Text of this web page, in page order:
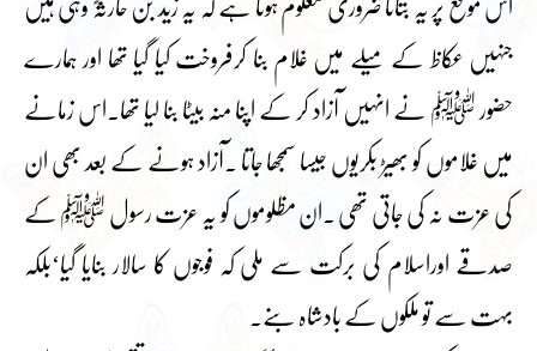
اس موقع پر یہ بتانا ضروری معلوم ہوتا ہے کہ یہ زید بن حارثہؓ وہی ہیں
جنہیں عکاظ کے میلے میں غلام بنا کرفروخت کیا گیا تھا اور ہمارے
حضور ﷺ نے انہیں آزاد کر کے اپنا منہ بیٹا بنا لیا تھا۔اس زمانے
میں غلاموں کو بھیڑ بکریوں جیسا سمجھا جاتا ۔آزاد ہونے کے بعد بھی ان
کی عزت نہ کی جاتی تھی ۔ان مظلوموں کو یہ عزت رسول ﷺ کے
صدقے اوراسلام کی برکت سے ملی کہ فوجوں کا سالار بنایا گیا‘بلکہ
بہت سے تو ملکوں کے بادشاہ بنے۔